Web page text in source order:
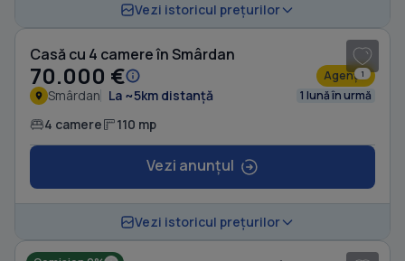
Vezi istoricul prețurilor
1
Casă cu 4 camere în Smârdan
70.000 € Agenție
Smârdan La ~5km distanță 1 lună în urmă
4 camere 110 mp
Vezi anunțul
Vezi istoricul prețurilor